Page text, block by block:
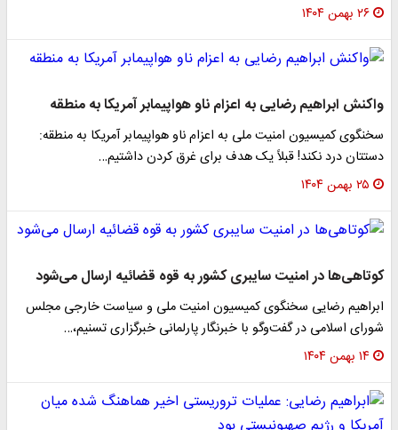
۲۶ بهمن ۱۴۰۴
واکنش ابراهیم رضایی به اعزام ناو هواپیمابر آمریکا به منطقه
سخنگوی کمیسیون امنیت ملی به اعزام ناو هواپیمابر آمریکا به منطقه:
دستتان درد نکند! قبلاً یک هدف برای غرق کردن داشتیم…
۲۵ بهمن ۱۴۰۴
کوتاهی‌ها در امنیت سایبری کشور به قوه قضائیه ارسال می‌شود
ابراهیم رضایی سخنگوی کمیسیون امنیت ملی و سیاست خارجی مجلس
شورای اسلامی در گفت‌وگو با خبرنگار پارلمانی خبرگزاری تسنیم،…
۱۴ بهمن ۱۴۰۴